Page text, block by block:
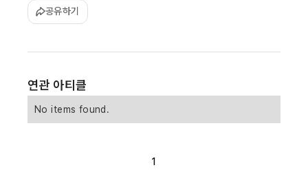
공유하기
연관 아티클
No items found.
1